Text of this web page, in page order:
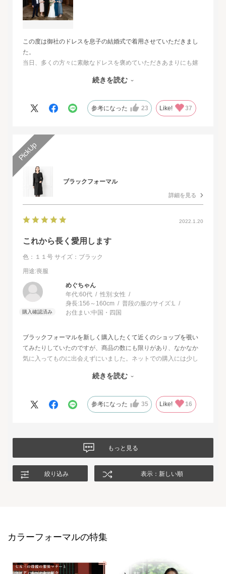
この度は御社のドレスを息子の結婚式で着用させていただきまし
た。
当日、多くの方々に素敵なドレスを褒めていただきあまりにも嬉
その旨をお伝えさせていただきたいと思いました。とても素敵な
人生最高の幸せな日に華を添えていただき、心より感謝申し上げ
続きを読む
参考になった 23 Like! 37
ブラックフォーマル
詳細を見る
2022.1.20
これから長く愛用します
色：１１号 サイズ：ブラック
用途:喪服
めぐちゃん
年代:60代 性別:女性
身長:156～160cm 普段の服のサイズ:L
お住まい:中国・四国
ブラックフォーマルを新しく購入したくて近くのショップを覗い
てみたりしていたのですが、商品の数にも限りがあり、なかなか
気に入ってものに出会えずにいました。ネットでの購入には少し
することが出来ました。最初に注文したものはイメージと違って
は、生地もデザインも大満足、これから長く自信をもって着用し
続きを読む
参考になった 35 Like! 16
もっと見る
絞り込み 表示：新しい順
カラーフォーマルの特集